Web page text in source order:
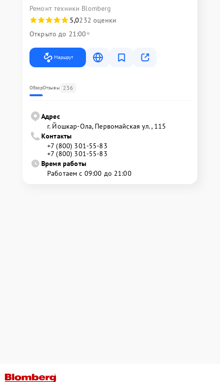
Ремонт техники Blomberg
5,0232 оценки
Открыто до 21:00
Маршрут
ОбзорОтзывы 236
Адрес
г. Йошкар-Ола, Первомайская ул., 115
Контакты
+7 (800) 301-55-83
+7 (800) 301-55-83
Время работы
Работаем с 09:00 до 21:00